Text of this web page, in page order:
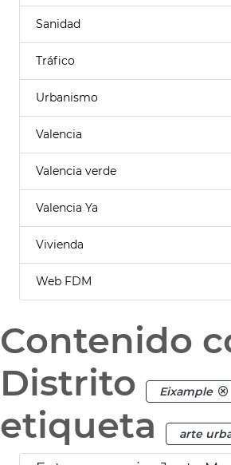
Sanidad
Tráfico
Urbanismo
Valencia
Valencia verde
Valencia Ya
Vivienda
Web FDM
Contenido
Distrito
Eixample
etiqueta
arte